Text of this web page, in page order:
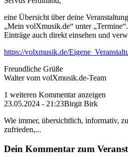
eine Übersicht über deine
„Mein volXmusik.de“ unter
Einträge auch direkt einsehen und
https://volxmusik.de/
Freundliche Grüße
Walter vom volXmusik.de-Team
1 weiteren Kommentar anzeigen
23.05.2024 - 21:23Birgit Birk
Wie immer, übersichtlich, informativ,
zufrieden,...
Dein Kommentar zum